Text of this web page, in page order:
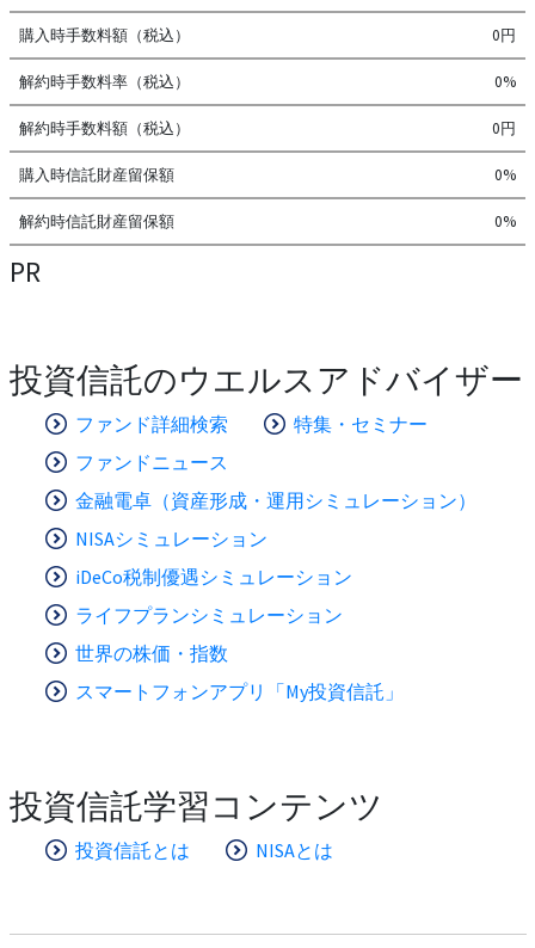
購入時手数料額（税込） 0円
解約時手数料率（税込） 0%
解約時手数料額（税込） 0円
購入時信託財産留保額 0%
解約時信託財産留保額 0%
PR
投資信託のウエルスアドバイザー
ファンド詳細検索
特集・セミナー
ファンドニュース
金融電卓（資産形成・運用シミュレーション）
NISAシミュレーション
iDeCo税制優遇シミュレーション
ライフプランシミュレーション
世界の株価・指数
スマートフォンアプリ「My投資信託」
投資信託学習コンテンツ
投資信託とは NISAとは